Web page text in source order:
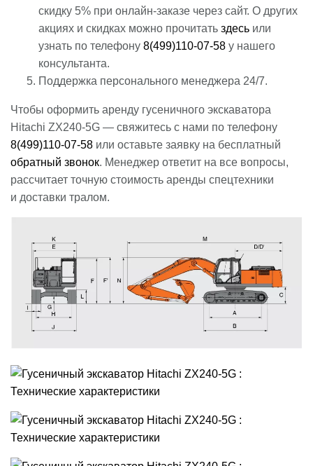
скидку 5% при онлайн-заказе через сайт. О других
акциях и скидках можно прочитать здесь или
узнать по телефону 8(499)110-07-58 у нашего
консультанта.
Поддержка персонального менеджера 24/7.
Чтобы оформить аренду гусеничного экскаватора
Hitachi ZX240-5G — свяжитесь с нами по телефону
8(499)110-07-58 или оставьте заявку на бесплатный
обратный звонок. Менеджер ответит на все вопросы,
рассчитает точную стоимость аренды спецтехники
и доставки тралом.